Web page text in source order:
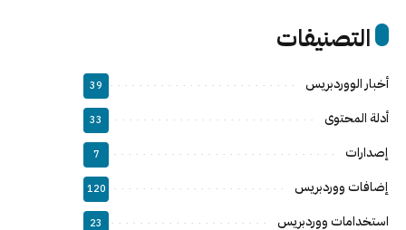
التصنيفات
أخبار الووردبريس 39
أدلة المحتوى 33
إصدارات 7
إضافات ووردبريس 120
استخدامات ووردبريس 23